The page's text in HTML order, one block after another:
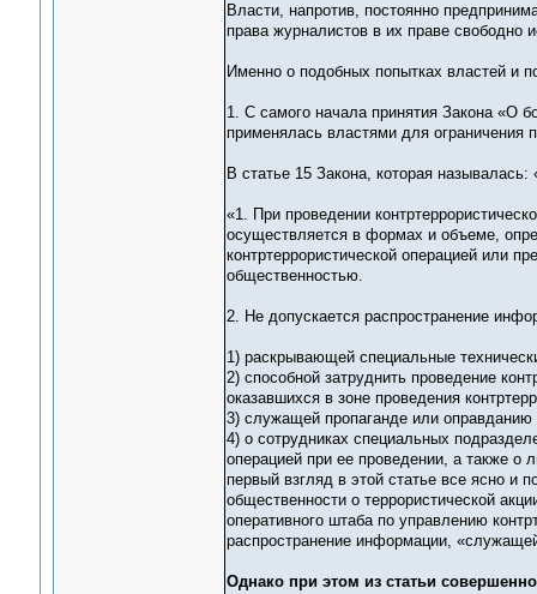
Власти, напротив, постоянно
права журналистов в их праве свободно
Именно о подобных попытках властей и
1. С самого начала принятия Закона «О
применялась властями для ограничения
В статье 15 Закона, которая
«1. При проведении
осуществляется в формах и объеме,
контртеррористической операцией или
общественностью.
2. Не допускается распространение
1) раскрывающей специальные
2) способной затруднить проведение
оказавшихся в зоне проведения
3) служащей пропаганде или оправданию
4) о сотрудниках специальных
операцией при ее проведении, а также о
первый взгляд в этой статье все ясно и
общественности о террористической
оперативного штаба по управлению
распространение информации,
Однако при этом из статьи